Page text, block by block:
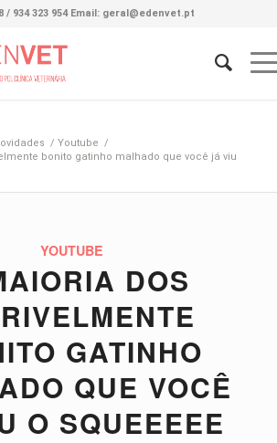
/ 934 323 954 Email: geral@edenvet.pt
/ Youtube /
bonito gatinho malhado que você já viu
YOUTUBE
DOS
GATINHO
QUE VOCÊ
O SQUEEEEE